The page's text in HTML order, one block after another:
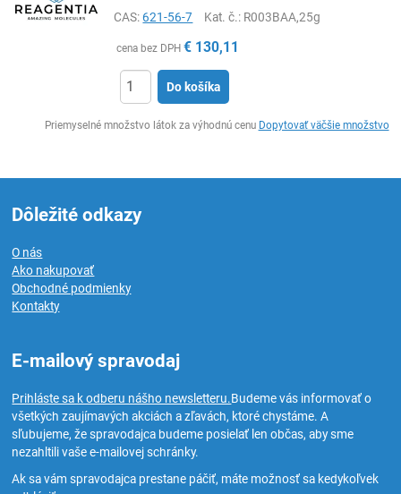
CAS:621-56-7 Kat. č.: R003BAA,25g
cena bez DPH € 130,11
Do košíka
Priemyselné množstvo látok za výhodnú cenu Dopytovať väčšie množstvo
Dôležité odkazy
O nás
Ako nakupovať
Obchodné podmienky
Kontakty
E-mailový spravodaj
Prihláste sa k odberu nášho newsletteru.Budeme vás informovať o
všetkých zaujímavých akciách a zľavách, ktoré chystáme. A
sľubujeme, že spravodajca budeme posielať len občas, aby sme
nezahltili vaše e-mailovej schránky.
Ak sa vám spravodajca prestane páčiť, máte možnosť sa kedykoľvek